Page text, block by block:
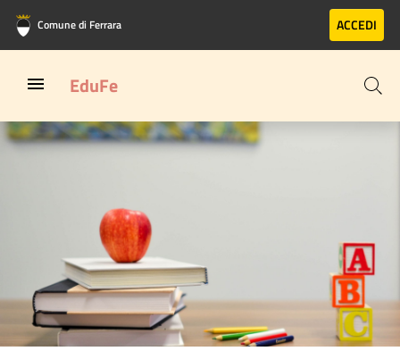
Vai al contenuto principale
Vai al footer
Comune di Ferrara ACCEDI
EduFe